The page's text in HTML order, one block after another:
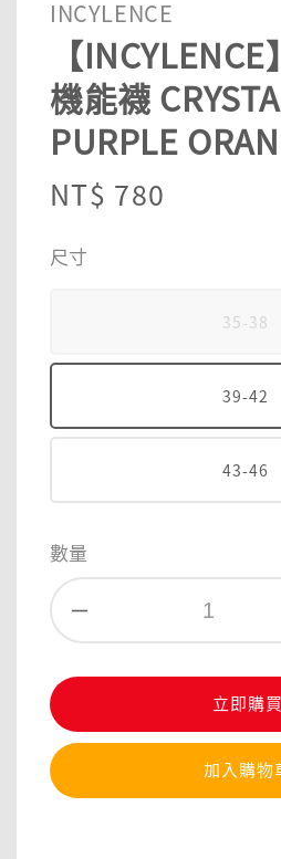
INCYLENCE
【
機能襪
PURPLE
Regular
NT$ 780
尺寸
35-38
39-42
43-46
數量
立即購買
加入購物